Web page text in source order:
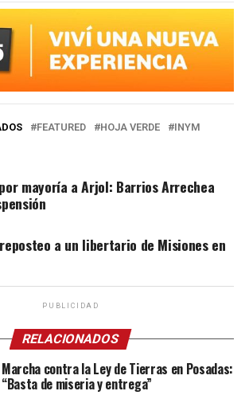
FEATURED HOJA VERDE
INYM
mayoría a Arjol: Barrios Arrechea
a un libertario de Misiones en
PUBLICIDAD
RELACIONADOS
Marcha contra la Ley de Tierras en Posadas:
“Basta de miseria y entrega”